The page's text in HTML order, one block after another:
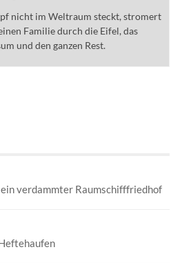
nicht im Weltraum steckt, stromert
Familie durch die Eifel, das
und den ganzen Rest.
verdammter Raumschifffriedhof